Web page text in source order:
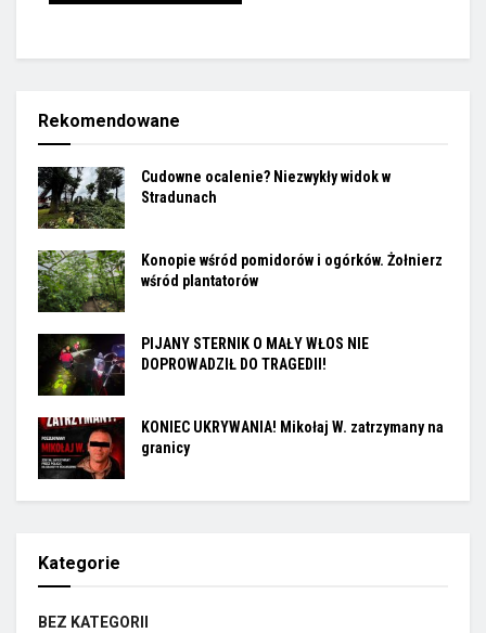
Rekomendowane
Cudowne ocalenie? Niezwykły widok w
Stradunach
Konopie wśród pomidorów i ogórków. Żołnierz
wśród plantatorów
PIJANY STERNIK O MAŁY WŁOS NIE
DOPROWADZIŁ DO TRAGEDII!
KONIEC UKRYWANIA! Mikołaj W. zatrzymany na
granicy
Kategorie
BEZ KATEGORII